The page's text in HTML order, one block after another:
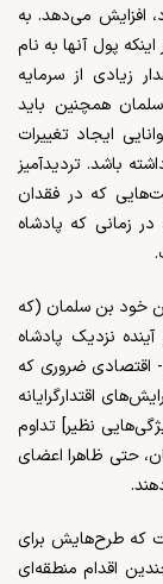
افزایش می‌دهد. به
پول آنها به نام
زیادی از سرمایه
همچنین باید
ایجاد تغییرات
باشد. تردیدآمیز
که در فقدان
زمانی که پادشاه
خود بن سلمان (که
نزدیک پادشاه
اقتصادی ضروری که
اقتدارگرایانه
نظیر] تداوم
حتی ظاهرا اعضای
که طرح‌هایش برای
اقدام منطقه‌ای